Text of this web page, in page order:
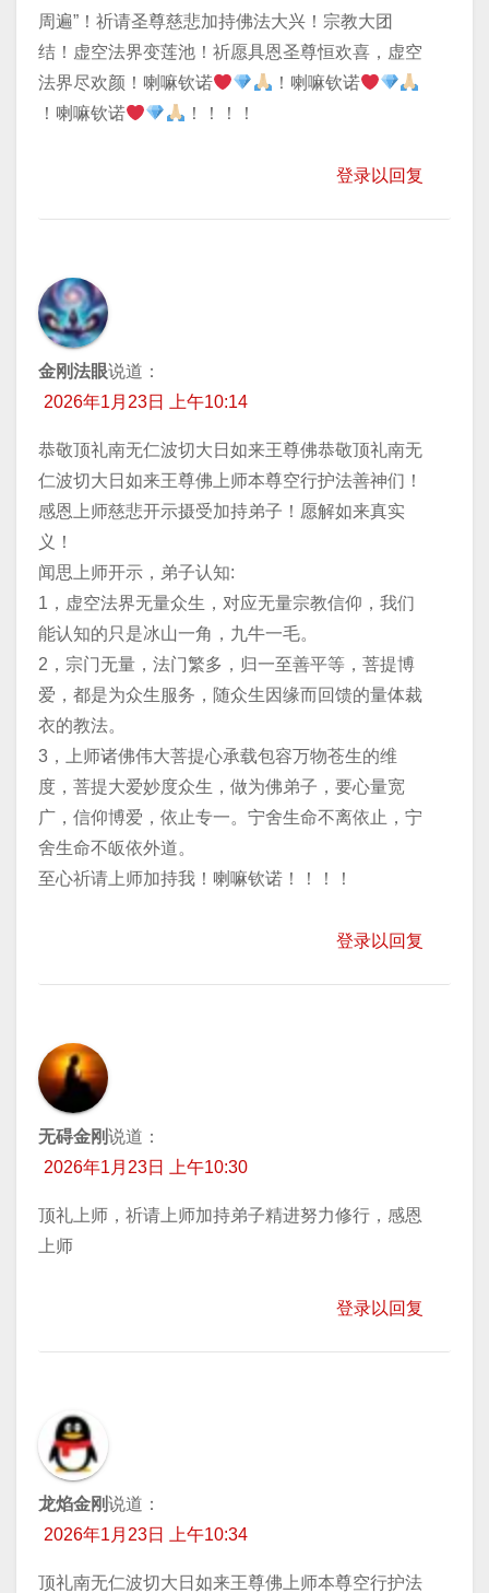
周遍”！祈请圣尊慈悲加持佛法大兴！宗教大团
结！虚空法界变莲池！祈愿具恩圣尊恒欢喜，虚空
法界尽欢颜！喇嘛钦诺
！喇嘛钦诺
！喇嘛钦诺
！！！！
登录以回复
金刚法眼说道：
2026年1月23日 上午10:14
恭敬顶礼南无仁波切大日如来王尊佛恭敬顶礼南无
仁波切大日如来王尊佛上师本尊空行护法善神们！
感恩上师慈悲开示摄受加持弟子！愿解如来真实
义！
闻思上师开示，弟子认知:
1，虚空法界无量众生，对应无量宗教信仰，我们
能认知的只是冰山一角，九牛一毛。
2，宗门无量，法门繁多，归一至善平等，菩提博
爱，都是为众生服务，随众生因缘而回馈的量体裁
衣的教法。
3，上师诸佛伟大菩提心承载包容万物苍生的维
度，菩提大爱妙度众生，做为佛弟子，要心量宽
广，信仰博爱，依止专一。宁舍生命不离依止，宁
舍生命不皈依外道。
至心祈请上师加持我！喇嘛钦诺！！！！
登录以回复
无碍金刚说道：
2026年1月23日 上午10:30
顶礼上师，祈请上师加持弟子精进努力修行，感恩
上师
登录以回复
龙焰金刚说道：
2026年1月23日 上午10:34
顶礼南无仁波切大日如来王尊佛上师本尊空行护法